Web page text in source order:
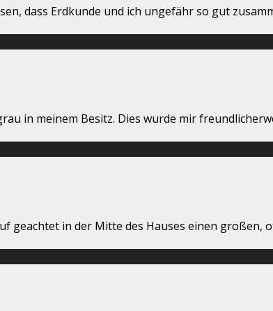
dass Erdkunde und ich ungefähr so gut
in meinem Besitz. Dies wurde mir
geachtet in der Mitte des Hauses einen großen,